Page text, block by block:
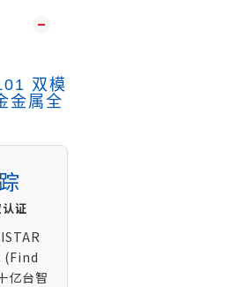
双模
金属全
证
(Find
亿台智